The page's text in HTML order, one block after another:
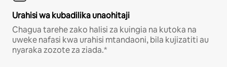
Urahisi wa kubadilika unaohitaji
Chagua tarehe zako halisi za kuingia na kutoka na
uweke nafasi kwa urahisi mtandaoni, bila kujizatiti au
nyaraka zozote za ziada.*